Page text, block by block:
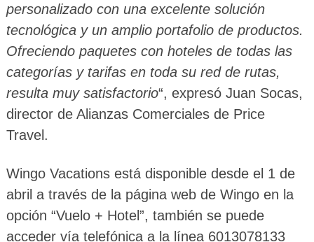
personalizado con una excelente solución
tecnológica y un amplio portafolio de productos.
Ofreciendo paquetes con hoteles de todas las
categorías y tarifas en toda su red de rutas,
resulta muy satisfactorio“, expresó Juan Socas,
director de Alianzas Comerciales de Price
Travel.
Wingo Vacations está disponible desde el 1 de
abril a través de la página web de Wingo en la
opción “Vuelo + Hotel”, también se puede
acceder vía telefónica a la línea 6013078133